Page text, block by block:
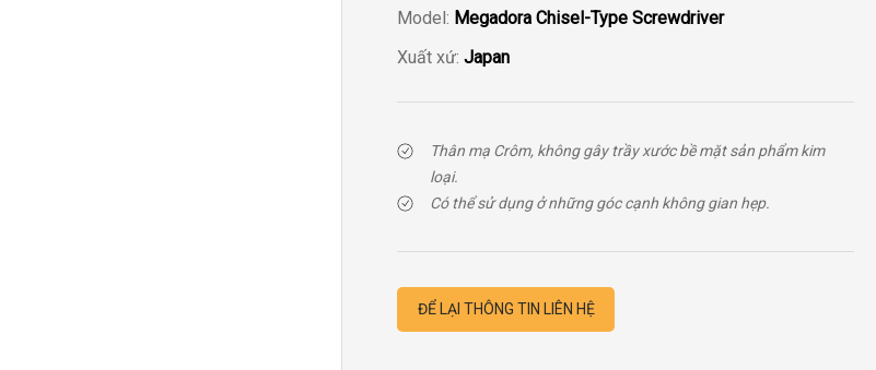
Model: Megadora Chisel-Type Screwdriver
Xuất xứ: Japan
Thân mạ Crôm, không gây trầy xước bề mặt sản phẩm kim
loại.
Có thể sử dụng ở những góc cạnh không gian hẹp.
ĐỂ LẠI THÔNG TIN LIÊN HỆ